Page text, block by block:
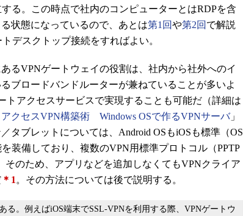
る。この時点で社内のコンピューターとはRDPを含
状態になっているので、あとは第1回や第2回 で解説
デスクトップ接続をすればよい。
るVPNゲートウェイの役割は、社内から社外へのイ
ブロードバンドルーターが兼ねていることが多いよ
トアクセスサービスで実現することも可能だ（詳細は
クセスVPN構築術 Windows OSで作るVPNサーバ」
タブレットについては、Android OSもiOSも標準（OS
装備しており、複数のVPN用標準プロトコル（PPTP
そのため、アプリなどを追加しなくてもVPNクライア
＊1 。その方法については後で説明する。
る。例えばiOS端末でSSL-VPNを利用する際、VPNゲートウ